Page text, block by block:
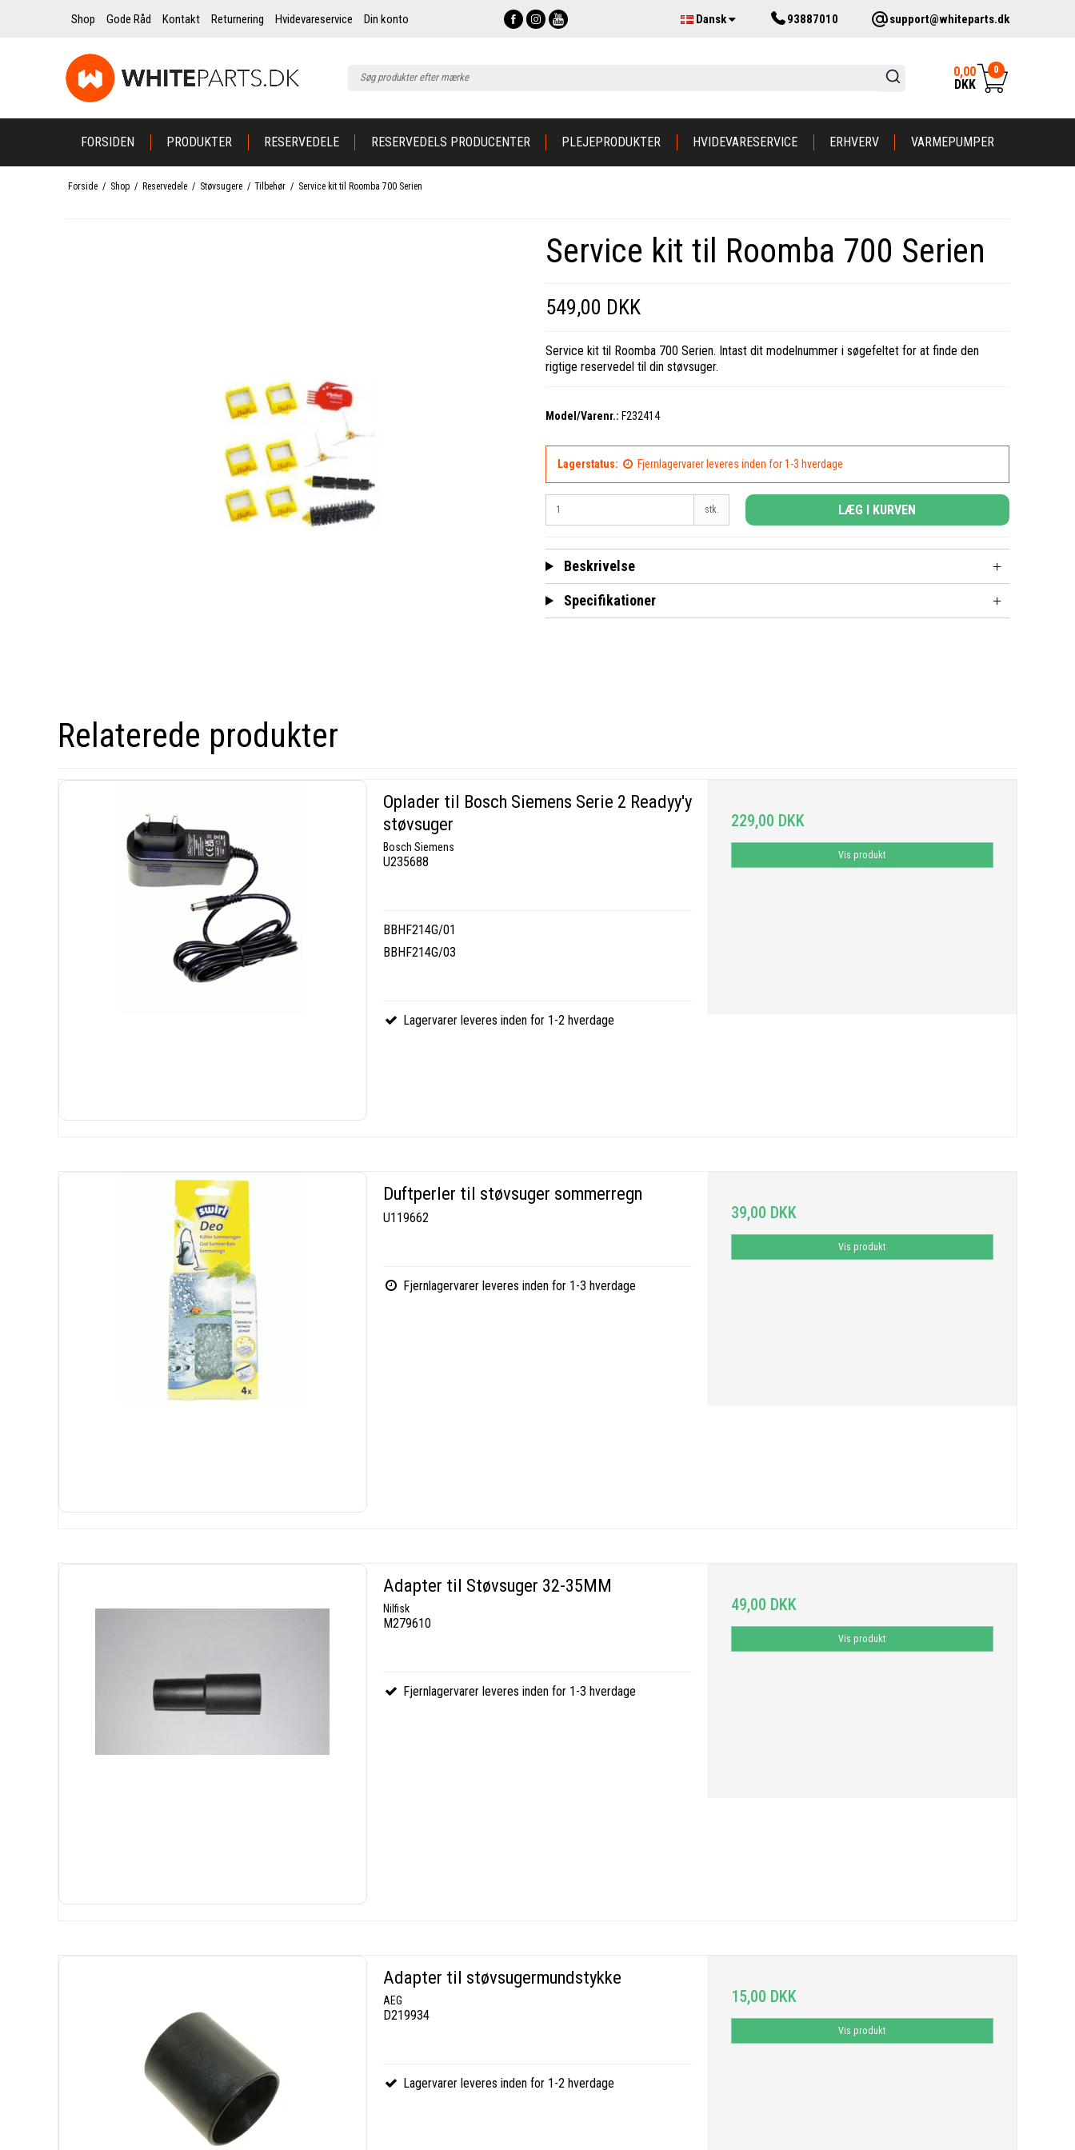
Shop Gode Råd Kontakt Returnering Hvidevareservice Din konto Dansk 93887010 support@whiteparts.dk
0,00
DKK
0
FORSIDEN PRODUKTER RESERVEDELE RESERVEDELS PRODUCENTER PLEJEPRODUKTER HVIDEVARESERVICE ERHVERV VARMEPUMPER
Forside / Shop / Reservedele / Støvsugere / Tilbehør / Service kit til Roomba 700 Serien
Service kit til Roomba 700 Serien
549,00 DKK
Service kit til Roomba 700 Serien. Intast dit modelnummer i søgefeltet for at finde den
rigtige reservedel til din støvsuger.
Model/Varenr.: F232414
Lagerstatus: Fjernlagervarer leveres inden for 1-3 hverdage
stk. LÆG I KURVEN
Beskrivelse
Specifikationer
Relaterede produkter
Oplader til Bosch Siemens Serie 2 Readyy'y
støvsuger
Bosch Siemens
U235688
BBHF214G/01
BBHF214G/03
Lagervarer leveres inden for 1-2 hverdage
229,00 DKK
Vis produkt
Duftperler til støvsuger sommerregn
U119662
Fjernlagervarer leveres inden for 1-3 hverdage
39,00 DKK
Vis produkt
Adapter til Støvsuger 32-35MM
Nilfisk
M279610
Fjernlagervarer leveres inden for 1-3 hverdage
49,00 DKK
Vis produkt
Adapter til støvsugermundstykke
AEG
D219934
Lagervarer leveres inden for 1-2 hverdage
15,00 DKK
Vis produkt